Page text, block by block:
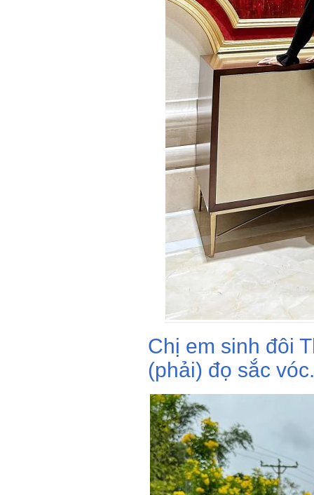
Chị em sinh đôi
(phải) đọ sắc vóc.